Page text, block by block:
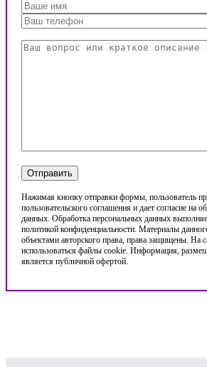
Нажимая кнопку отправки формы, пользователь
пользовательского соглашения и дает согласие на
данных. Обработка персональных данных
политикой конфиденциальности. Материалы
объектами авторского права, права защищены. На
использоваться файлы cookie. Информация,
является публичной офертой.